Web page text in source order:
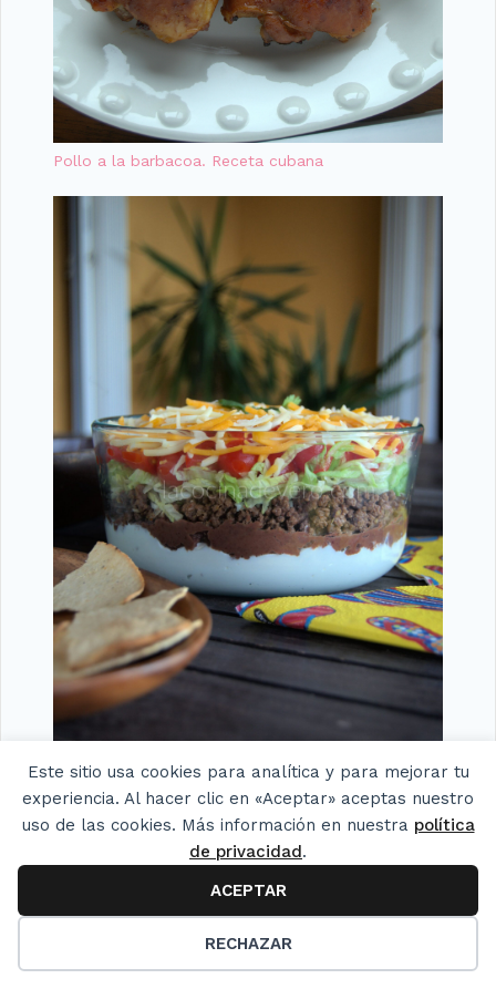
Este sitio usa cookies para analítica y para mejorar tu
experiencia. Al hacer clic en «Aceptar» aceptas nuestro
uso de las cookies. Más información en nuestra política
de privacidad.
ACEPTAR
RECHAZAR
Pollo a la barbacoa. Receta cubana
Cielito lindo